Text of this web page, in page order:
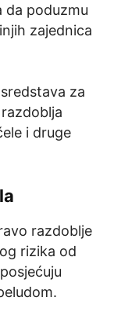
da poduzmu
zajednica
za
i druge
razdoblje
rizika od